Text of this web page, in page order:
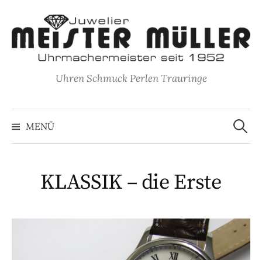
Inhalt
Uhren Schmuck Perlen Trauringe
MENÜ
Suchen
nach:
KLASSIK – die Erste